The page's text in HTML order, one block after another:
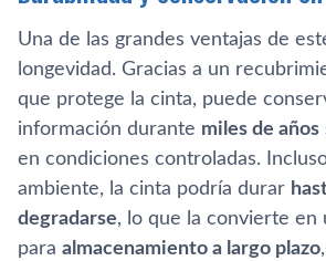
Una de las grandes ventajas de
longevidad. Gracias a un
que protege la cinta, puede
información durante miles de años
en condiciones controladas.
ambiente, la cinta podría durar
degradarse, lo que la convierte en
para almacenamiento a largo plazo